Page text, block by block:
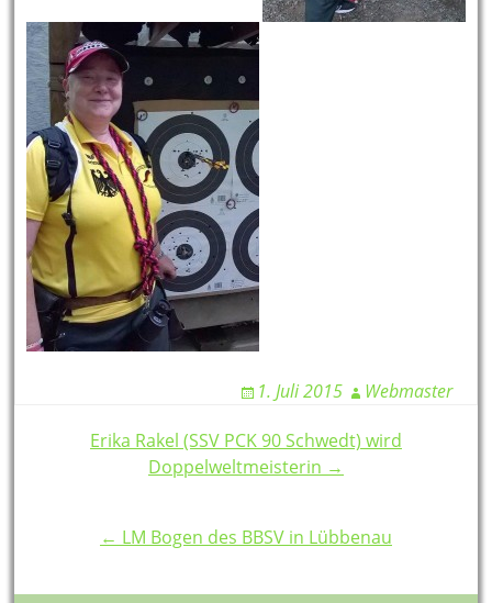
1. Juli 2015 Webmaster
navigation
Erika Rakel (SSV PCK 90 Schwedt) wird
Doppelweltmeisterin →
← LM Bogen des BBSV in Lübbenau